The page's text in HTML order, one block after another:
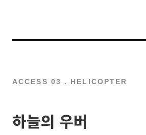
ACCESS 03 . HELICOPTER
하늘의 우버